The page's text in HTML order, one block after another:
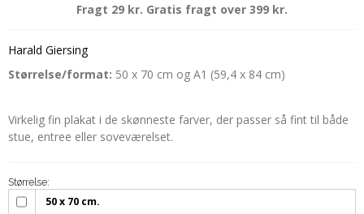
Fragt 29 kr. Gratis fragt over 399 kr.
Harald Giersing
Størrelse/format: 50 x 70 cm og A1 (59,4 x 84 cm)
Virkelig fin plakat i de skønneste farver, der passer så fint til både
stue, entree eller soveværelset.
Størrelse:
50 x 70 cm.